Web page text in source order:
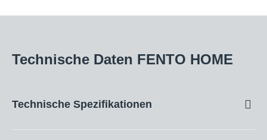
Technische Daten FENTO HOME
Technische Spezifikationen